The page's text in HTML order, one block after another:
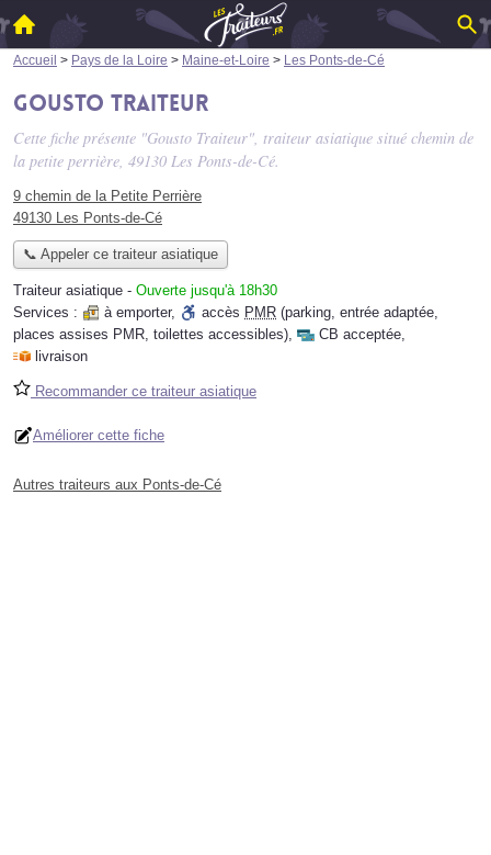
Accueil > Pays de la Loire > Maine-et-Loire > Les Ponts-de-Cé
Gousto Traiteur
Cette fiche présente "Gousto Traiteur", traiteur asiatique situé chemin de
la petite perrière, 49130 Les Ponts-de-Cé.
9 chemin de la Petite Perrière
49130 Les Ponts-de-Cé
📞 Appeler ce traiteur asiatique
Traiteur asiatique - Ouverte jusqu'à 18h30
Services :
à emporter, accès PMR (parking, entrée adaptée,
places assises PMR, toilettes accessibles), CB acceptée,
livraison
Recommander ce traiteur asiatique
Améliorer cette fiche
Autres traiteurs aux Ponts-de-Cé